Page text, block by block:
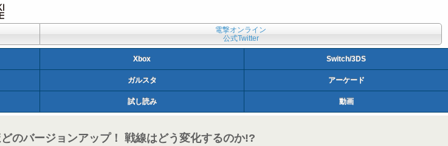
電撃オンライン
公式Twitter
Xbox Switch/3DS
ガルスタ アーケード
試し読み 動画
のバージョンアップ！ 戦線はどう変化するのか!?